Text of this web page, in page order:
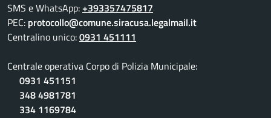
SMS e WhatsApp:+393357475817
PEC: protocollo@comune.siracusa.legalmail.it
Centralino unico:0931 451111
Centrale operativa Corpo di Polizia Municipale:
0931 451151
348 4981781
334 1169784